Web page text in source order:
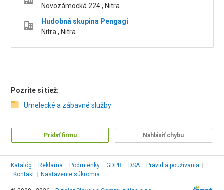
Novozámocká 224 , Nitra
Hudobná skupina Pengagi
Nitra , Nitra
Pozrite si tiež:
Umelecké a zábavné služby
Pridať firmu Nahlásiť chybu
Katalóg Reklama Podmienky GDPR DSA Pravidlá používania
Kontakt
Nastavenie súkromia